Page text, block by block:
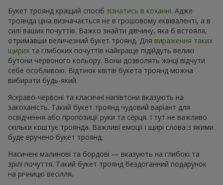
Букет троянд кращий спосіб зізнатись в коханні. Адже
троянда ціна визначається не в грошовому еквіваленті, а в
силі ваших почуттів. Важко знайти дівчину, яка б встояла,
отримавши величезний букет троянд. Для вираження таких
щирих та глибоких почуттів найкраще підійдуть великі
бутони червоного кольору. Вони дозволять жінці відчути
себе особливою. Відтінок квітів букета троянд можна
вибирати будь-який.
Яскраво-червоні та класичні напівтони вказують на
закоханість. Такий букет троянд чудовий варіант для
освідчення або пропозиції руки та серця. І тут не важливо
скільки коштує троянда. Важливі емоції і щирі слова з якими
буде вручено букет троянд.
Насичені малинові та бордові — вказують на глибокі та
зрілі почуття. Такий букет троянд бездоганний подарунок
на річницю весілля.